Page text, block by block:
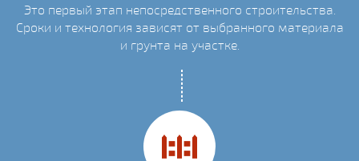
Это первый этап непосредственного строительства.
Сроки и технология зависят от выбранного материала
и грунта на участке.